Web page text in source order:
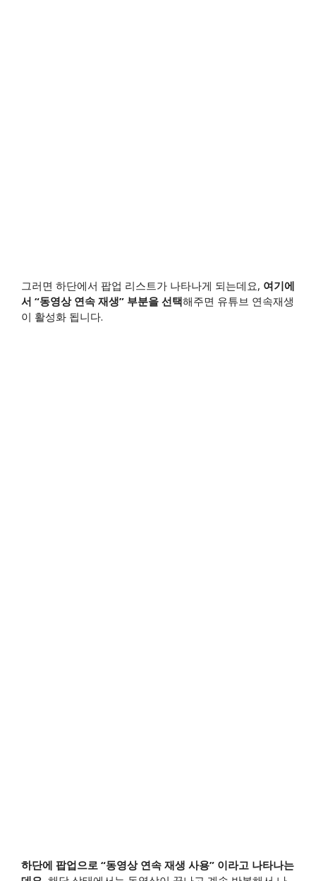
그러면 하단에서 팝업 리스트가 나타나게 되는데요, 여기에
서 “동영상 연속 재생” 부분을 선택해주면 유튜브 연속재생
이 활성화 됩니다.
하단에 팝업으로 “동영상 연속 재생 사용” 이라고 나타나는